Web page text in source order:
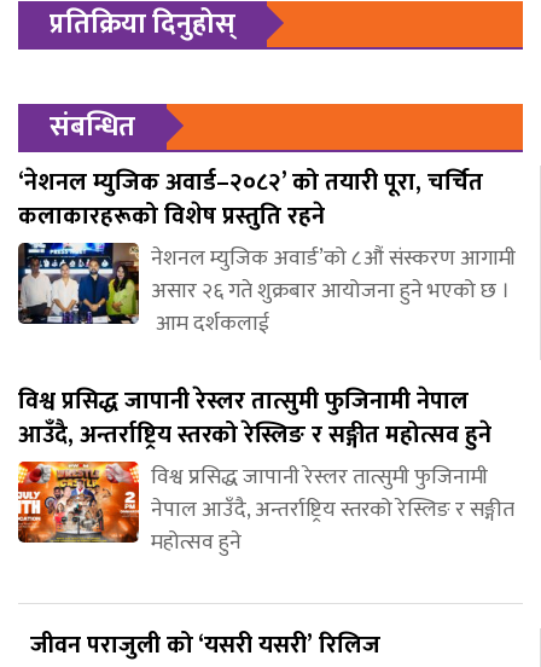
प्रतिक्रिया दिनुहोस्
संबन्धित
‘नेशनल म्युजिक अवार्ड–२०८२’ को तयारी पूरा, चर्चित
कलाकारहरूको विशेष प्रस्तुति रहने
नेशनल म्युजिक अवार्ड’को ८औं संस्करण आगामी
असार २६ गते शुक्रबार आयोजना हुने भएको छ ।
आम दर्शकलाई
विश्व प्रसिद्ध जापानी रेस्लर तात्सुमी फुजिनामी नेपाल
आउँदै, अन्तर्राष्ट्रिय स्तरको रेस्लिङ र सङ्गीत महोत्सव हुने
विश्व प्रसिद्ध जापानी रेस्लर तात्सुमी फुजिनामी
नेपाल आउँदै, अन्तर्राष्ट्रिय स्तरको रेस्लिङ र सङ्गीत
महोत्सव हुने
जीवन पराजुली को ‘यसरी यसरी’ रिलिज